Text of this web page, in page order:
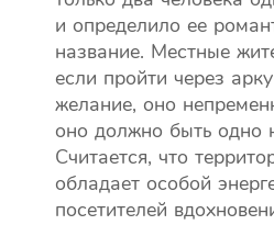
и определило ее
название. Местные
если пройти через
желание, оно
оно должно быть одно
Считается, что
обладает особой
посетителей